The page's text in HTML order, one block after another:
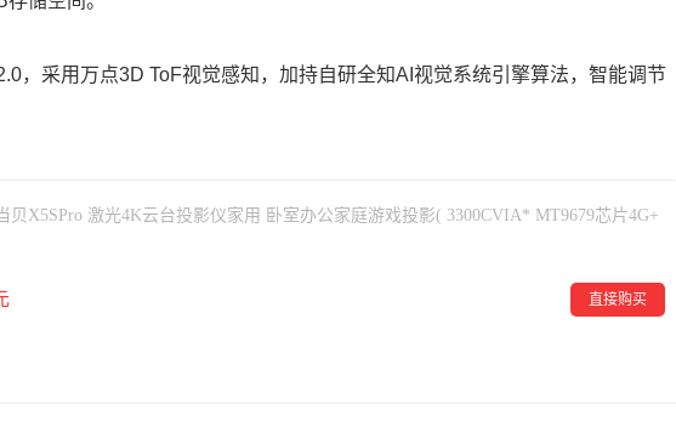
，采用万点3D ToF视觉感知，加持自研全知AI视觉系统引擎算法，智能调节
贝X5SPro 激光4K云台投影仪家用 卧室办公家庭游戏投影( 3300CVIA* MT9679芯片4G+
直接购买